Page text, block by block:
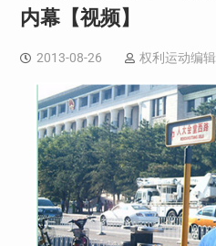
内幕【视频】
2013-08-26 权利运动编辑